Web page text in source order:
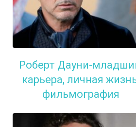
Роберт Дауни-
карьера, личная
фильмография